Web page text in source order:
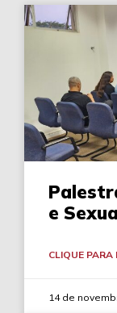
e
CLIQUE PARA
14 de